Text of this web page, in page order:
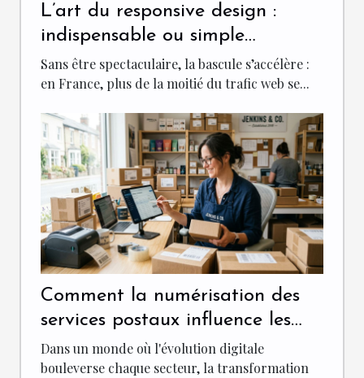
L’art du responsive design :
indispensable ou simple
tendance pour votre site ?
Sans être spectaculaire, la bascule s’accélère :
en France, plus de la moitié du trafic web se...
Comment la numérisation des
services postaux influence les
PME ?
Dans un monde où l'évolution digitale
bouleverse chaque secteur, la transformation